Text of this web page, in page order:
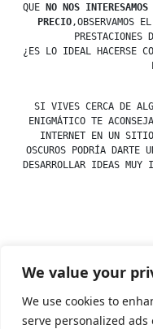
We value your
We use cookies to
serve personalized
QUE
NO NOS
PRECIO,OBSERVAMOS
PRESTACIONES
¿ES LO IDEAL HACERSE
SI VIVES CERCA DE
ENIGMÁTICO TE
INTERNET EN UN
OSCUROS PODRÍA DARTE
DESARROLLAR IDEAS
by
Posted
Uncategorized